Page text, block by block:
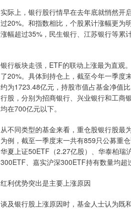
实际上，银行股行情早在去年底就悄然开
过20%。和指数相比，个股累计涨幅更为
涨幅超过35%，民生银行、江苏银行等累
银行板块走强，ETF的联动上涨最为直观
了20%。具体到持仓上，截至今年一季度
约为1723.48亿元，持股市值占基金净值
行股，分别为招商银行、兴业银行和工商
均在700亿元以下。
从不同类型的基金来看，重仓股银行股最
为例，截至一季度末一共有859只公募重
华夏上证50ETF（2.27亿股）、华泰柏瑞
300ETF、嘉实沪深300ETF持有数量均超
红利优势突出是主要上涨原因
谈及银行股上涨原因时，基金人士认为既